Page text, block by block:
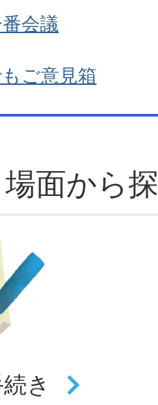
会議
ご意見箱
場面から
き